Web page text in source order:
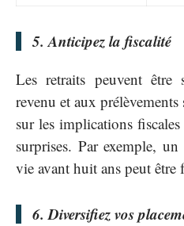
5. Anticipez la fiscalité
Les retraits peuvent
revenu et aux
sur les implications
surprises. Par exemple,
vie avant huit ans peut être
6. Diversifiez vos